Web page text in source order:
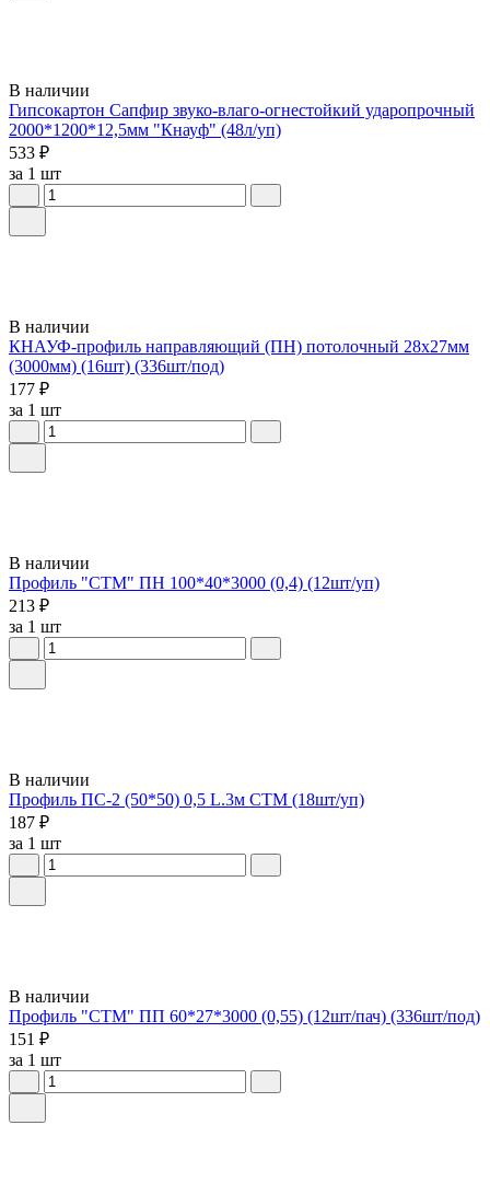
В наличии
Гипсокартон Сапфир звуко-влаго-огнестойкий ударопрочный
2000*1200*12,5мм "Кнауф" (48л/уп)
533 ₽
за 1 шт
В наличии
КНАУФ-профиль направляющий (ПН) потолочный 28x27мм
(3000мм) (16шт) (336шт/под)
177 ₽
за 1 шт
В наличии
Профиль "СТМ" ПН 100*40*3000 (0,4) (12шт/уп)
213 ₽
за 1 шт
В наличии
Профиль ПС-2 (50*50) 0,5 L.3м СТМ (18шт/уп)
187 ₽
за 1 шт
В наличии
Профиль "СТМ" ПП 60*27*3000 (0,55) (12шт/пач) (336шт/под)
151 ₽
за 1 шт